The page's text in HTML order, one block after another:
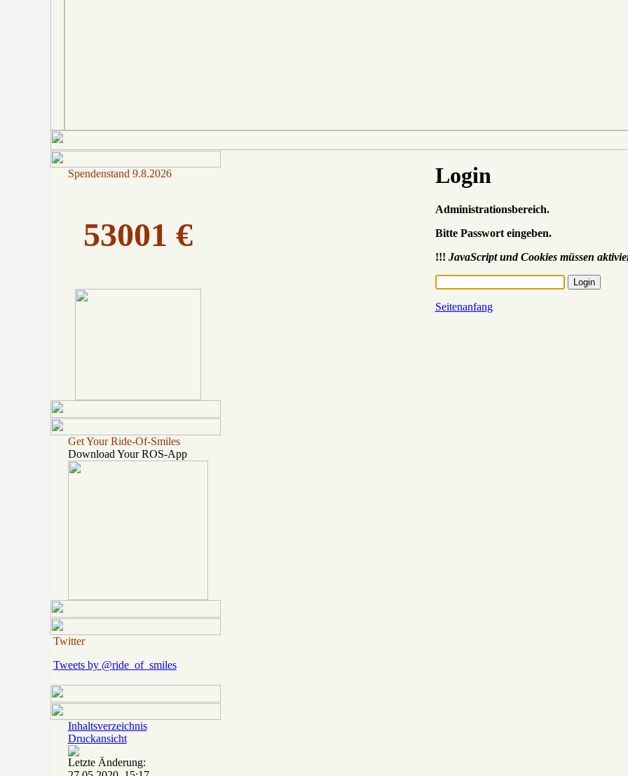
Spendenstand 9.8.2026
53001 €
Get Your Ride-Of-Smiles
Download Your ROS-App
Twitter
Tweets by @ride_of_smiles
Inhaltsverzeichnis
Druckansicht
Letzte Änderung:
Login
Administrationsbereich.
Bitte Passwort eingeben.
!!! JavaScript und Cookies müssen
Seitenanfang